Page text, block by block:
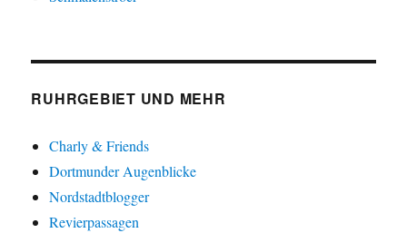
RUHRGEBIET UND MEHR
Charly & Friends
Dortmunder Augenblicke
Nordstadtblogger
Revierpassagen